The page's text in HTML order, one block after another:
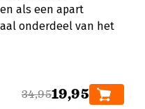
als een apart
onderdeel van het
34,9519,95